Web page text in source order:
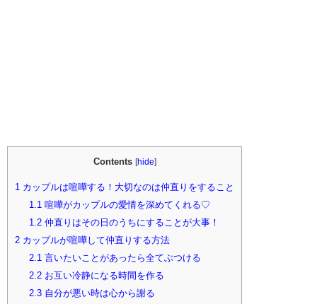
Contents [hide]
1 カップルは喧嘩する！大切なのは仲直りをすること
1.1喧嘩がカップルの愛情を深めてくれる♡
1.2仲直りはその日のうちにすることが大事！
2 カップルが喧嘩して仲直りする方法
2.1言いたいことがあったら全てぶつける
2.2お互い冷静になる時間を作る
2.3自分が悪い時は心から謝る